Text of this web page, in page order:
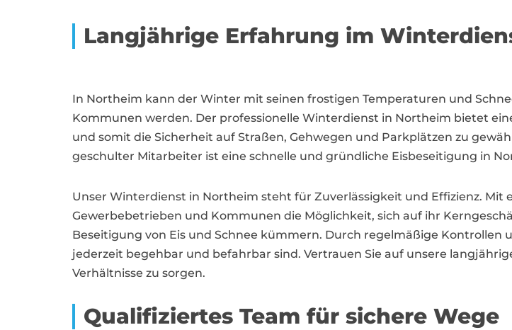
Langjährige Erfahrung im
In Northeim kann der Winter mit seinen frostigen Temperaturen und
Kommunen werden. Der professionelle Winterdienst in Northeim bietet
und somit die Sicherheit auf Straßen, Gehwegen und Parkplätzen zu
geschulter Mitarbeiter ist eine schnelle und gründliche Eisbeseitigung in
Unser Winterdienst in Northeim steht für Zuverlässigkeit und Effizienz.
Gewerbebetrieben und Kommunen die Möglichkeit, sich auf ihr
Beseitigung von Eis und Schnee kümmern. Durch regelmäßige Kontrollen
jederzeit begehbar und befahrbar sind. Vertrauen Sie auf unsere
Verhältnisse zu sorgen.
Qualifiziertes Team für sichere Wege